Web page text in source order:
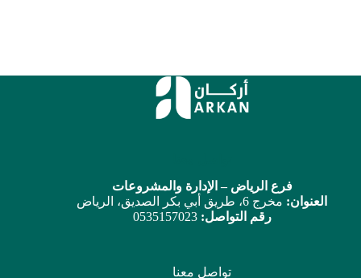
فرع الرياض – الإدارة والمشروعات
العنوان: مخرج 6، طريق أبي بكر الصديق، الرياض
رقم التواصل: 0535157023
تواصل معنا